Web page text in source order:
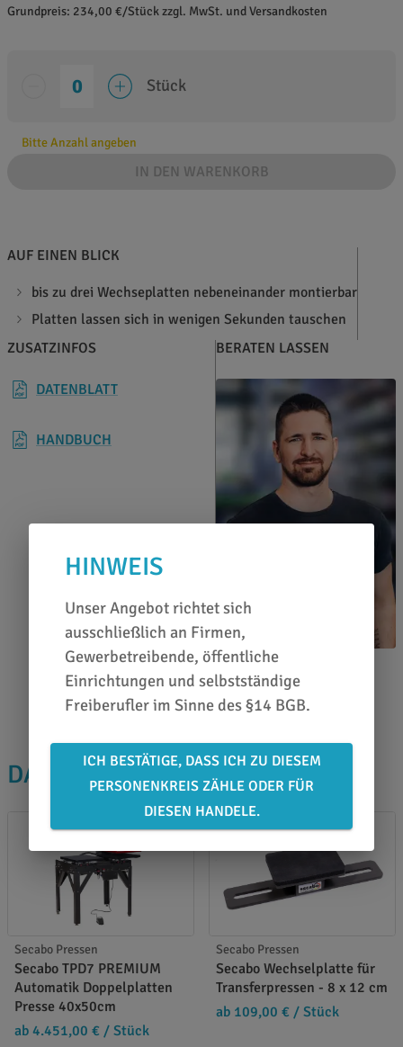
Grundpreis: 234,00 €/Stück zzgl. MwSt. und Versandkosten
Stück
Bitte Anzahl angeben
IN DEN WARENKORB
AUF EINEN BLICK
bis zu drei Wechseplatten nebeneinander montierbar
Platten lassen sich in wenigen Sekunden tauschen
ZUSATZINFOS
DATENBLATT
HANDBUCH
BERATEN LASSEN
Christophe Schroeder
0651 46 27 79 80
DAS PASST DAZU
Secabo Pressen
Secabo TPD7 PREMIUM
Automatik Doppelplatten
Presse 40x50cm
ab 4.451,00 € / Stück
Secabo Pressen
Secabo Wechselplatte für
Transferpressen - 8 x 12 cm
ab 109,00 € / Stück
HINWEIS
Unser Angebot richtet sich
ausschließlich an Firmen,
Gewerbetreibende, öffentliche
Einrichtungen und selbstständige
Freiberufler im Sinne des §14 BGB.
ICH BESTÄTIGE, DASS ICH ZU DIESEM
PERSONENKREIS ZÄHLE ODER FÜR
DIESEN HANDELE.